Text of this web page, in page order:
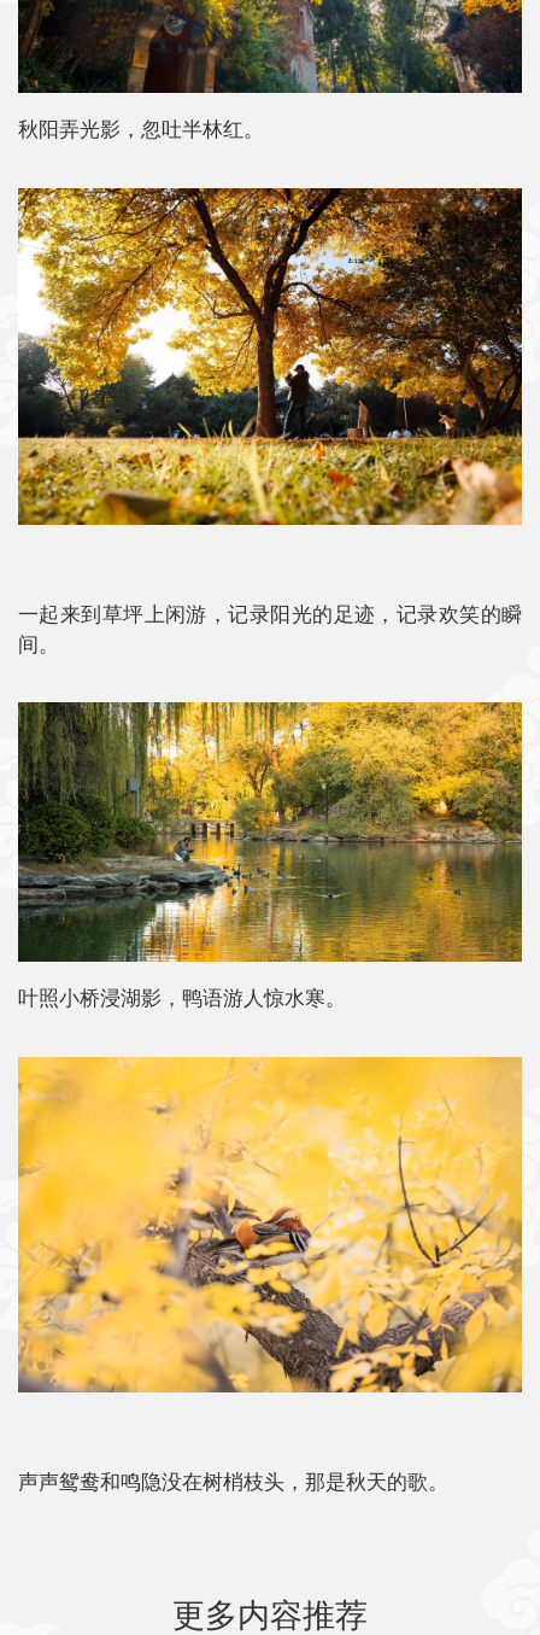
秋阳弄光影，忽吐半林红。
一起来到草坪上闲游，记录阳光的足迹，记录欢笑的瞬
间。
叶照小桥浸湖影，鸭语游人惊水寒。
声声鸳鸯和鸣隐没在树梢枝头，那是秋天的歌。
更多内容推荐